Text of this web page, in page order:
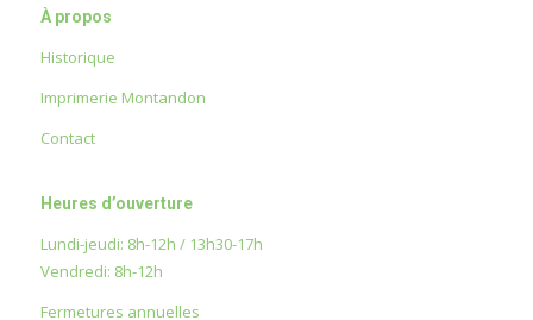
À propos
Historique
Imprimerie Montandon
Contact
Heures d’ouverture
Lundi-jeudi: 8h-12h / 13h30-17h
Vendredi: 8h-12h
Fermetures annuelles